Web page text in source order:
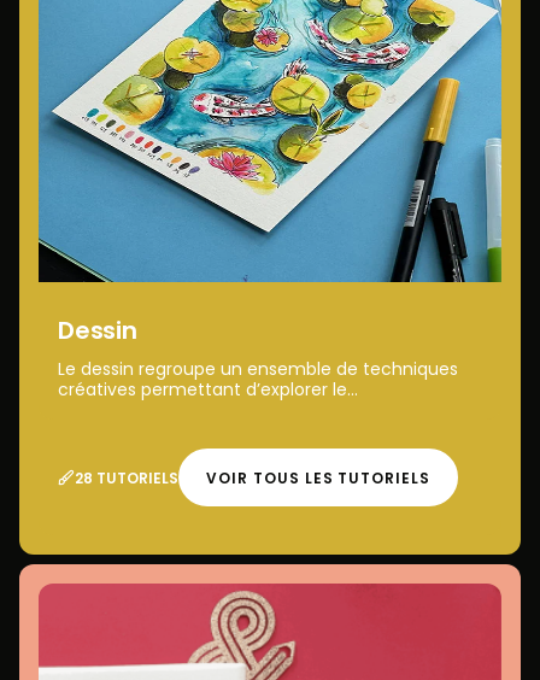
Dessin
Le dessin regroupe un ensemble de techniques
créatives permettant d’explorer le...
28 TUTORIELS VOIR TOUS LES TUTORIELS